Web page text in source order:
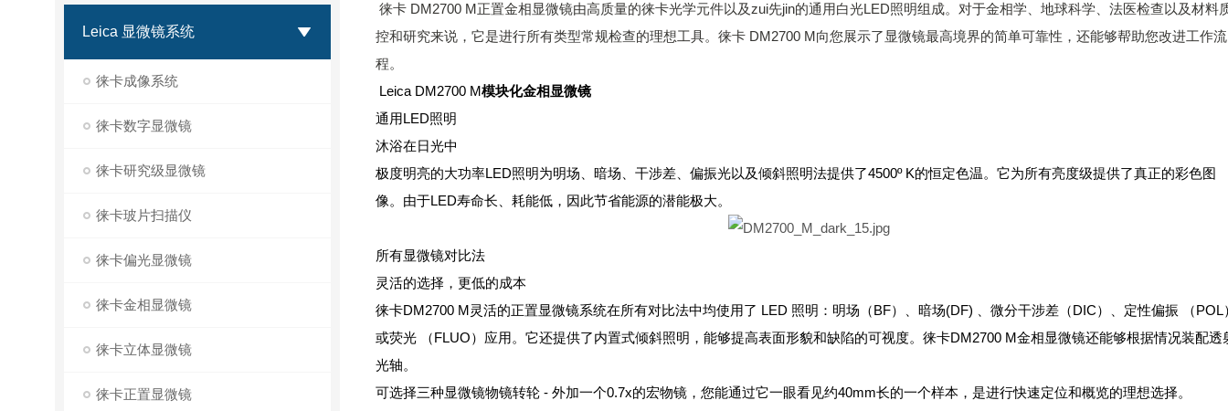
Leica 显微镜系统
徕卡成像系统
徕卡数字显微镜
徕卡研究级显微镜
徕卡玻片扫描仪
徕卡偏光显微镜
徕卡金相显微镜
徕卡立体显微镜
徕卡正置显微镜
徕卡 DM2700 M正置金相显微镜由高质量的徕卡光学元件以及zui先jin的通用白光LED照明组成。对于金相学、地球科学、法医检查以及材料
控和研究来说，它是进行所有类型常规检查的理想工具。徕卡 DM2700 M向您展示了显微镜最高境界的简单可靠性，还能够帮助您改进工作流
程。
Leica DM2700 M模块化金相显微镜
通用LED照明
沐浴在日光中
极度明亮的大功率LED照明为明场、暗场、干涉差、偏振光以及倾斜照明法提供了4500º K的恒定色温。它为所有亮度级提供了真正的彩色图
像。由于LED寿命长、耗能低，因此节省能源的潜能极大。
所有显微镜对比法
灵活的选择，更低的成本
徕卡DM2700 M灵活的正置显微镜系统在所有对比法中均使用了 LED 照明：明场（BF）、暗场(DF) 、微分干涉差（DIC）、定性偏振 （POL
或荧光 （FLUO）应用。它还提供了内置式倾斜照明，能够提高表面形貌和缺陷的可视度。徕卡DM2700 M金相显微镜还能够根据情况装配透
光轴。
可选择三种显微镜物镜转轮 - 外加一个0.7x的宏物镜，您能通过它一眼看见约40mm长的一个样本，是进行快速定位和概览的理想选择。